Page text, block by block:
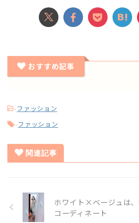
おすすめ記事
-ファッション
-ファッション
関連記事
ホワイト×ベージュは
コーディネート